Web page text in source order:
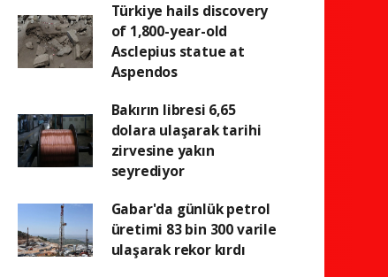
Türkiye hails discovery
of 1,800-year-old
Asclepius statue at
Aspendos
Bakırın libresi 6,65
dolara ulaşarak tarihi
zirvesine yakın
seyrediyor
Gabar'da günlük petrol
üretimi 83 bin 300 varile
ulaşarak rekor kırdı